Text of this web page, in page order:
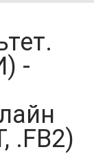
-
.FB2)